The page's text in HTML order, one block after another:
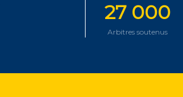
27 000
Arbitres soutenus